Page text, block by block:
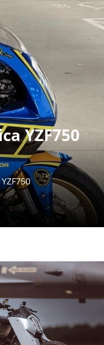
YZF750